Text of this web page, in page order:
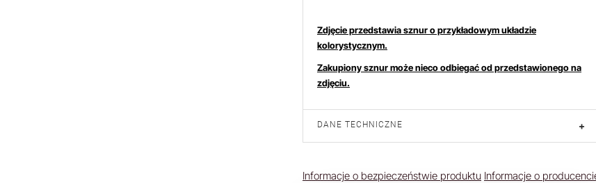
Zdjęcie przedstawia sznur o przykładowym układzie
kolorystycznym.
Zakupiony sznur może nieco odbiegać od przedstawionego na
zdjęciu.
DANE TECHNICZNE +
Informacje o bezpieczeństwie produktu Informacje o